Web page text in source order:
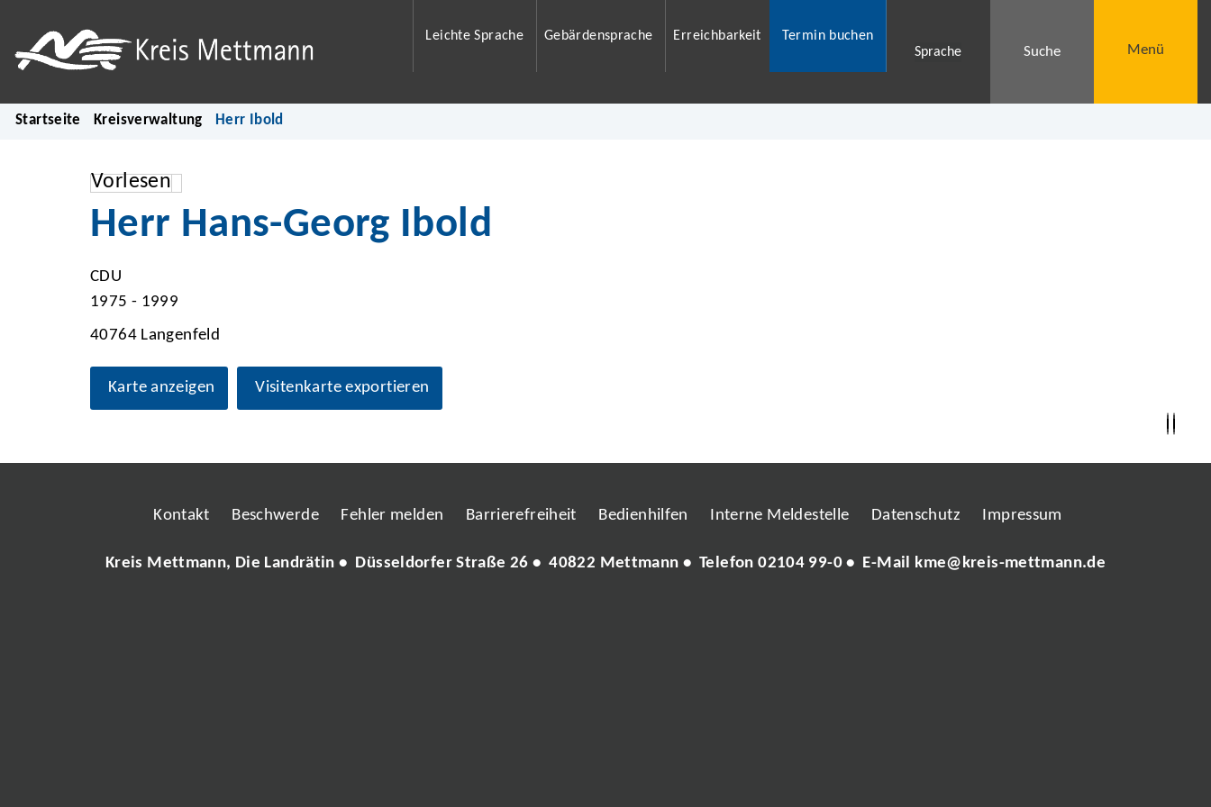
Leichte Sprache Gebärdensprache Erreichbarkeit
Termin buchen
Sprache
Suche Menü
Startseite Kreisverwaltung Herr Ibold
Vorlesen
Herr Hans-Georg Ibold
CDU
1975 - 1999
40764 Langenfeld
Karte anzeigen Visitenkarte exportieren
Kontakt Beschwerde Fehler melden Barrierefreiheit Bedienhilfen Interne Meldestelle Datenschutz Impressum
Kreis Mettmann, Die Landrätin • Düsseldorfer Straße 26 • 40822 Mettmann • Telefon02104 99-0• E-Mail kme@kreis-mettmann.de